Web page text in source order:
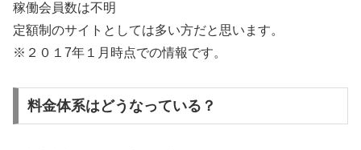
稼働会員数は不明
定額制のサイトとしては多い方だと思います。
※２０１7年１月時点での情報です。
料金体系はどうなっている？